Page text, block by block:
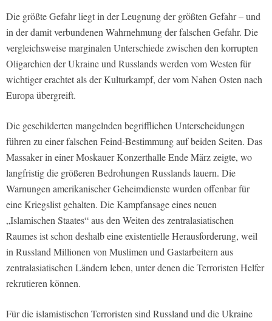
Die größte Gefahr liegt in der Leugnung der größten Gefahr – und
in der damit verbundenen Wahrnehmung der falschen Gefahr. Die
vergleichsweise marginalen Unterschiede zwischen den korrupten
Oligarchien der Ukraine und Russlands werden vom Westen für
wichtiger erachtet als der Kulturkampf, der vom Nahen Osten nach
Europa übergreift.
Die geschilderten mangelnden begrifflichen Unterscheidungen
führen zu einer falschen Feind-Bestimmung auf beiden Seiten. Das
Massaker in einer Moskauer Konzerthalle Ende März zeigte, wo
langfristig die größeren Bedrohungen Russlands lauern. Die
Warnungen amerikanischer Geheimdienste wurden offenbar für
eine Kriegslist gehalten. Die Kampfansage eines neuen
„Islamischen Staates“ aus den Weiten des zentralasiatischen
Raumes ist schon deshalb eine existentielle Herausforderung, weil
in Russland Millionen von Muslimen und Gastarbeitern aus
zentralasiatischen Ländern leben, unter denen die Terroristen Helfer
rekrutieren können.
Für die islamistischen Terroristen sind Russland und die Ukraine